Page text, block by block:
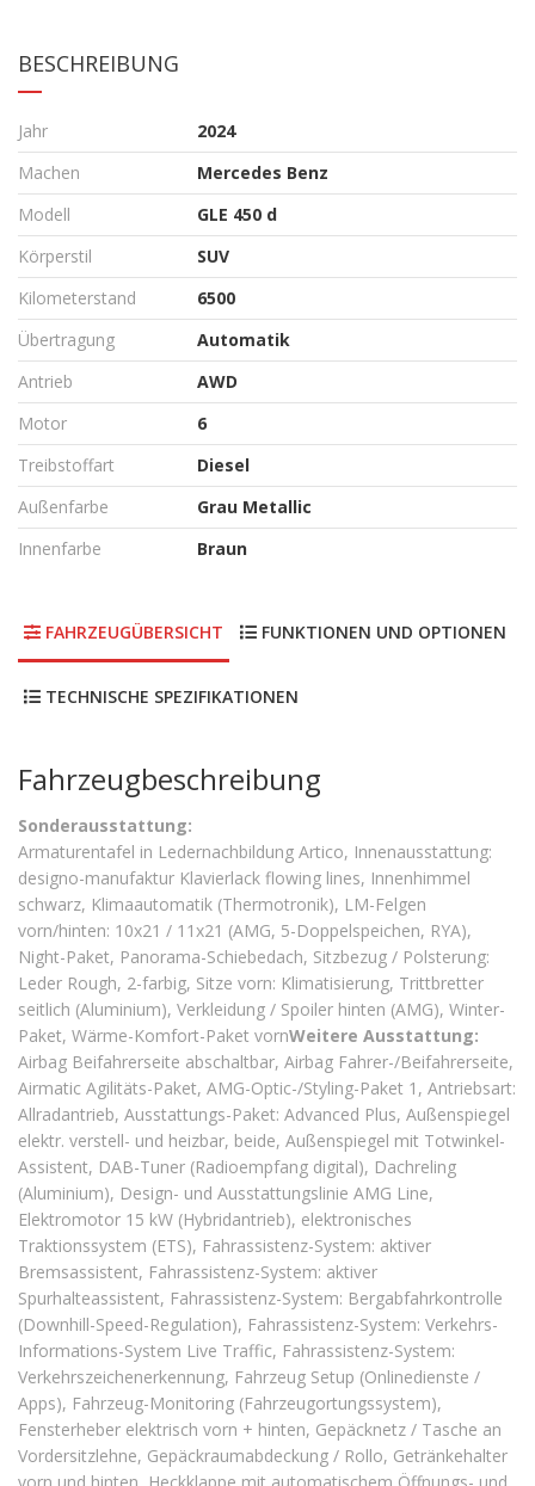
BESCHREIBUNG
Jahr
2024
Machen
Mercedes Benz
Modell
GLE 450 d
Körperstil
SUV
Kilometerstand
6500
Übertragung
Automatik
Antrieb
AWD
Motor
6
Treibstoffart
Diesel
Außenfarbe
Grau Metallic
Innenfarbe
Braun
FAHRZEUGÜBERSICHT FUNKTIONEN UND OPTIONEN
TECHNISCHE SPEZIFIKATIONEN
Fahrzeugbeschreibung
Sonderausstattung:
Armaturentafel in Ledernachbildung Artico, Innenausstattung:
designo-manufaktur Klavierlack flowing lines, Innenhimmel
schwarz, Klimaautomatik (Thermotronik), LM-Felgen
vorn/hinten: 10x21 / 11x21 (AMG, 5-Doppelspeichen, RYA),
Night-Paket, Panorama-Schiebedach, Sitzbezug / Polsterung:
Leder Rough, 2-farbig, Sitze vorn: Klimatisierung, Trittbretter
seitlich (Aluminium), Verkleidung / Spoiler hinten (AMG), Winter-
Paket, Wärme-Komfort-Paket vornWeitere Ausstattung:
Airbag Beifahrerseite abschaltbar, Airbag Fahrer-/Beifahrerseite,
Airmatic Agilitäts-Paket, AMG-Optic-/Styling-Paket 1, Antriebsart:
Allradantrieb, Ausstattungs-Paket: Advanced Plus, Außenspiegel
elektr. verstell- und heizbar, beide, Außenspiegel mit Totwinkel-
Assistent, DAB-Tuner (Radioempfang digital), Dachreling
(Aluminium), Design- und Ausstattungslinie AMG Line,
Elektromotor 15 kW (Hybridantrieb), elektronisches
Traktionssystem (ETS), Fahrassistenz-System: aktiver
Bremsassistent, Fahrassistenz-System: aktiver
Spurhalteassistent, Fahrassistenz-System: Bergabfahrkontrolle
(Downhill-Speed-Regulation), Fahrassistenz-System: Verkehrs-
Informations-System Live Traffic, Fahrassistenz-System:
Verkehrszeichenerkennung, Fahrzeug Setup (Onlinedienste /
Apps), Fahrzeug-Monitoring (Fahrzeugortungssystem),
Fensterheber elektrisch vorn + hinten, Gepäcknetz / Tasche an
Vordersitzlehne, Gepäckraumabdeckung / Rollo, Getränkehalter